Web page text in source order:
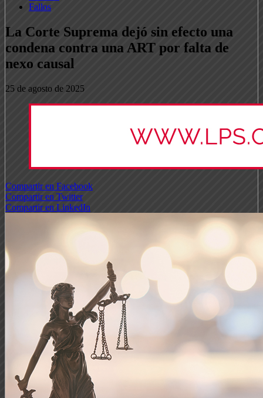
Fallos
La Corte Suprema dejó sin efecto una
condena contra una ART por falta de
nexo causal
25 de agosto de 2025
Compartir en Facebook
Compartir en Twitter
Compartir en LinkedIn